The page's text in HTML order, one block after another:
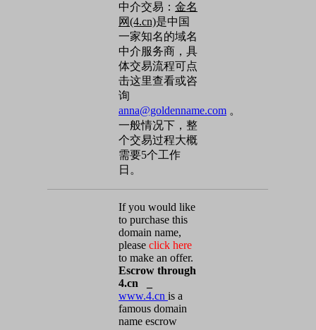
中介交易： 金名
网(4.cn)是中国
一家知名的域名
中介服务商，具
体交易流程可点
击这里查看或咨
询
anna@goldenname.com 。
一般情况下，整
个交易过程大概
需要5个工作
日。
If you would like
to purchase this
domain name,
please click here
to make an offer.
Escrow through
4.cn _
www.4.cn is a
famous domain
name escrow